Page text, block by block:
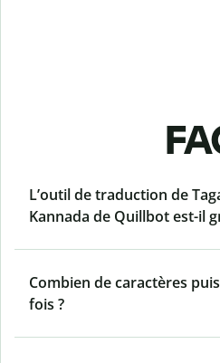
L’outil de traduction de
Kannada de Quillbot est-il
Combien de caractères
fois ?